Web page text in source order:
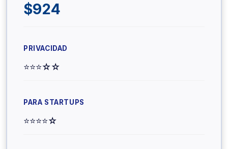
$924
⭐⭐⭐☆☆
⭐⭐⭐⭐☆